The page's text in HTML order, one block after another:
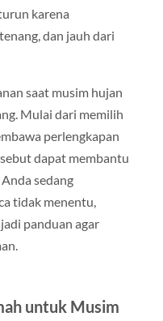
karena
dan jauh dari
saat musim hujan
Mulai dari memilih
perlengkapan
dapat membantu
sedang
tidak menentu,
panduan agar
untuk Musim